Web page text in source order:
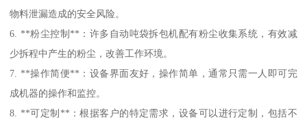
物料泄漏造成的安全风险。
6. **粉尘控制**：许多自动吨袋拆包机配有粉尘收集系统，有效减
少拆程中产生的粉尘，改善工作环境。
7. **操作简便**：设备界面友好，操作简单，通常只需一人即可完
成机器的操作和监控。
8. **可定制**：根据客户的特定需求，设备可以进行定制，包括不